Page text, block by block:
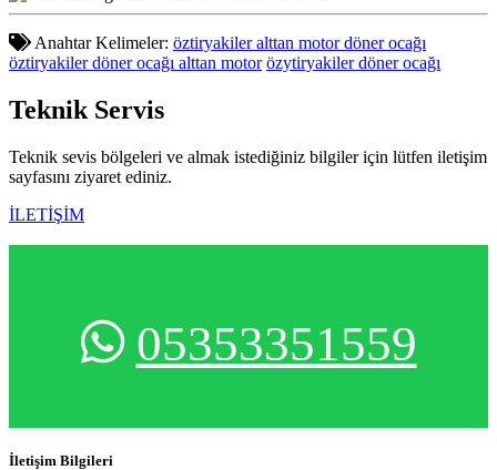
Anahtar Kelimeler: öztiryakiler alttan motor döner ocağı
öztiryakiler döner ocağı alttan motor özytiryakiler döner ocağı
Teknik Servis
Teknik sevis bölgeleri ve almak istediğiniz bilgiler için lütfen iletişim
sayfasını ziyaret ediniz.
İLETİŞİM
05353351559
İletişim Bilgileri